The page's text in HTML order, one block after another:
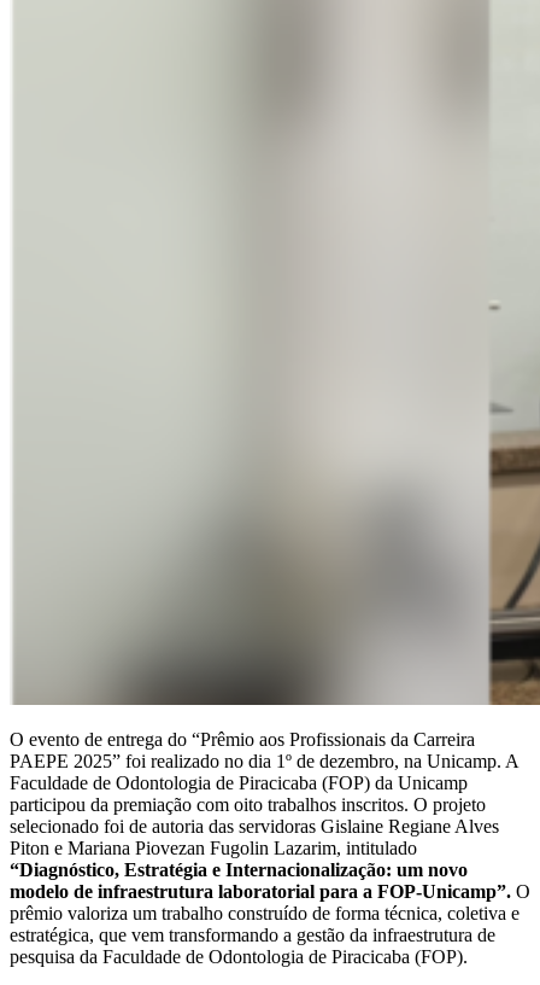
O evento de entrega do “Prêmio aos Profissionais da Carreira
PAEPE 2025” foi realizado no dia 1º de dezembro, na Unicamp. A
Faculdade de Odontologia de Piracicaba (FOP) da Unicamp
participou da premiação com oito trabalhos inscritos. O projeto
selecionado foi de autoria das servidoras Gislaine Regiane Alves
Piton e Mariana Piovezan Fugolin Lazarim, intitulado
“Diagnóstico, Estratégia e Internacionalização: um novo
modelo de infraestrutura laboratorial para a FOP-Unicamp”. O
prêmio valoriza um trabalho construído de forma técnica, coletiva e
estratégica, que vem transformando a gestão da infraestrutura de
pesquisa da Faculdade de Odontologia de Piracicaba (FOP).